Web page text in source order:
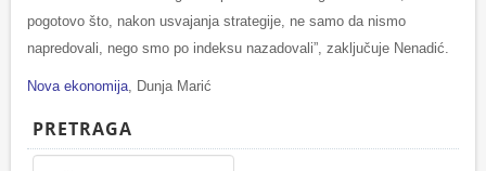
pogotovo što, nakon usvajanja strategije, ne samo da nismo
napredovali, nego smo po indeksu nazadovali”, zaključuje Nenadić.
Nova ekonomija, Dunja Marić
PRETRAGA